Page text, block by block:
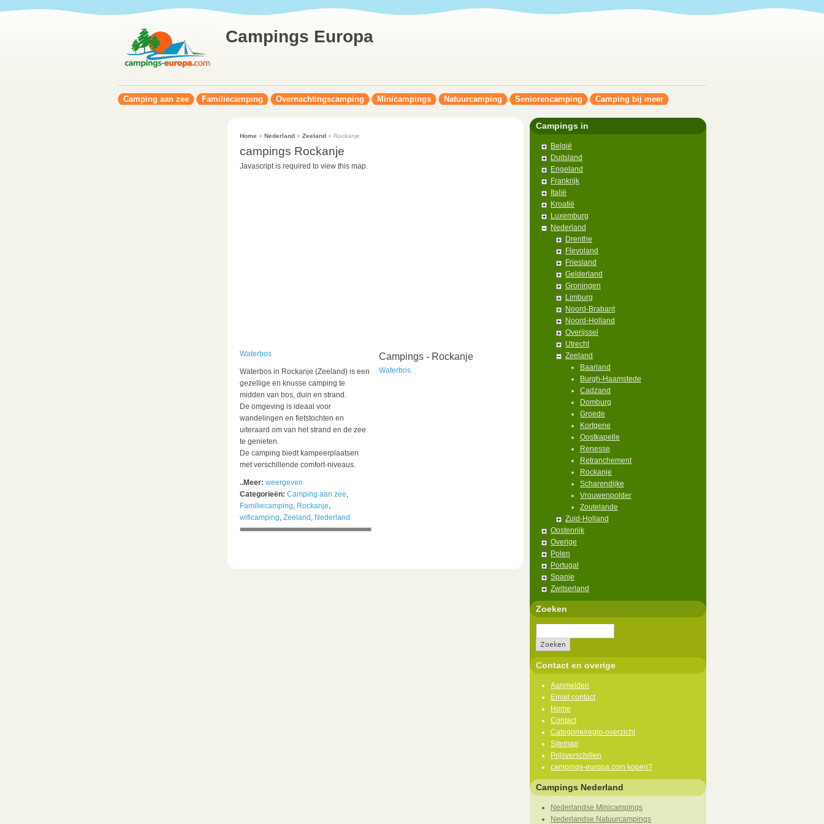
Campings Europa
Camping aan zee Familiecamping Overnachtingscamping Minicampings Natuurcamping Seniorencamping Camping bij meer
Home » Nederland» Zeeland» Rockanje
campings Rockanje
Javascript is required to view this map.
Waterbos
Waterbos in Rockanje (Zeeland) is een
gezellige en knusse camping te
midden van bos, duin en strand.
De omgeving is ideaal voor
wandelingen en fietstochten en
uiteraard om van het strand en de zee
te genieten.
De camping biedt kampeerplaatsen
met verschillende comfort-niveaus.
..Meer: weergeven
Categorieën: Camping aan zee,
Familiecamping, Rockanje,
wificamping, Zeeland , Nederland
Campings - Rockanje
Waterbos
Campings in
België
Duitsland
Engeland
Frankrijk
Italië
Kroatië
Luxemburg
Nederland
Drenthe
Flevoland
Friesland
Gelderland
Groningen
Limburg
Noord-Brabant
Noord-Holland
Overijssel
Utrecht
Zeeland
Baarland
Burgh-Haamstede
Cadzand
Domburg
Groede
Kortgene
Oostkapelle
Renesse
Retranchement
Rockanje
Scharendijke
Vrouwenpolder
Zoutelande
Zuid-Holland
Oostenrijk
Overige
Polen
Portugal
Spanje
Zwitserland
Zoeken
Contact en overige
Aanmelden
Email contact
Home
Contact
Categorie/regio-overzicht
Sitemap
Prijsverschillen
campings-europa.com kopen?
Campings Nederland
Nederlandse Minicampings
Nederlandse Natuurcampings